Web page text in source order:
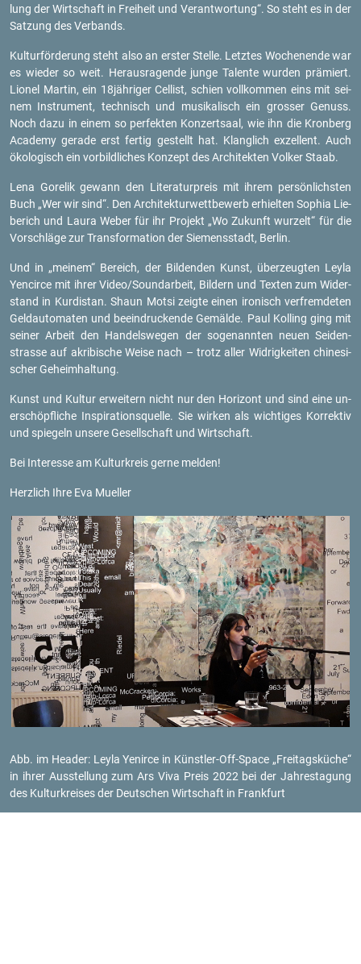
lung der Wirt­schaft in Frei­heit und Ver­ant­wor­tung“. So steht es in der
Sat­zung des Ver­bands.
Kul­tur­för­de­rung steht also an ers­ter Stel­le. Letz­tes Wo­chen­en­de war
es wie­der so weit. Her­aus­ra­gen­de junge Ta­len­te wur­den prä­miert.
Lio­nel Mar­tin, ein 18jäh­ri­ger Cel­list, schien voll­kom­men eins mit sei­
nem In­stru­ment, tech­nisch und mu­si­ka­lisch ein gros­ser Ge­nuss.
Noch dazu in einem so per­fek­ten Kon­zert­saal, wie ihn die Kron­berg
Aca­de­my ge­ra­de erst fer­tig ge­stellt hat. Klang­lich ex­zel­lent. Auch
öko­lo­gisch ein vor­bild­li­ches Kon­zept des Ar­chi­tek­ten Vol­ker Staab.
Lena Go­re­lik ge­wann den Li­te­ra­tur­preis mit ihrem per­sön­lichs­ten
Buch „Wer wir sind“. Den Ar­chi­tek­tur­wett­be­werb er­hiel­ten So­phia Lie­
be­rich und Laura Weber für ihr Pro­jekt „Wo Zu­kunft wur­zelt“ für die
Vor­schlä­ge zur Trans­for­ma­ti­on der Sie­mens­stadt, Ber­lin.
Und in „mei­nem“ Be­reich, der Bil­den­den Kunst, über­zeug­ten Leyla
Yen­cir­ce mit ihrer Video/Sound­ar­beit, Bil­dern und Tex­ten zum Wi­der­
stand in Kur­dis­tan. Shaun Motsi zeig­te einen iro­nisch ver­frem­de­ten
Geld­au­to­ma­ten und be­ein­dru­cken­de Ge­mäl­de. Paul Kol­ling ging mit
sei­ner Ar­beit den Han­dels­we­gen der so­ge­nann­ten neuen Sei­den­
stras­se auf akri­bi­sche Weise nach – trotz aller Wid­rig­kei­ten chi­ne­si­
scher Ge­heim­hal­tung.
Kunst und Kul­tur er­wei­tern nicht nur den Ho­ri­zont und sind eine un­
er­schöpf­li­che In­spi­ra­ti­ons­quel­le. Sie wir­ken als wich­ti­ges Kor­rek­tiv
und spie­geln un­se­re Ge­sell­schaft und Wirt­schaft.
Bei In­ter­es­se am Kul­tur­kreis gerne mel­den!
Herz­lich Ihre Eva Mu­el­ler
Abb. im Hea­der: Leyla Ye­nir­ce in Künst­ler-Off-Space „Frei­tags­kü­che“
in ihrer Aus­stel­lung zum Ars Viva Preis 2022 bei der Jah­res­ta­gung
des Kul­tur­krei­ses der Deut­schen Wirt­schaft in Frank­furt